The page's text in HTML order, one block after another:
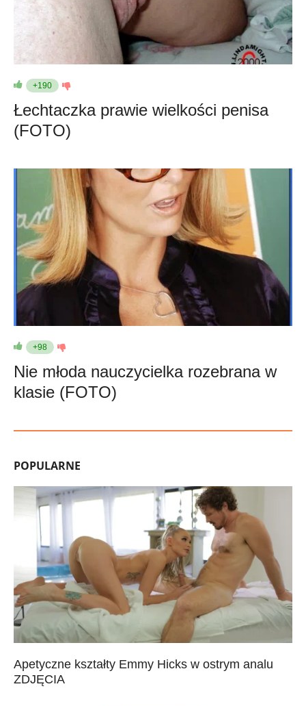
+190
Łechtaczka prawie wielkości penisa
(FOTO)
+98
Nie młoda nauczycielka rozebrana w
klasie (FOTO)
POPULARNE
Apetyczne kształty Emmy Hicks w ostrym analu
ZDJĘCIA